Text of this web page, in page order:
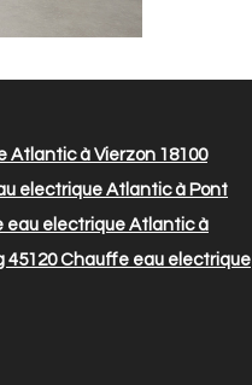
à Vierzon 18100
electrique Atlantic à Pont
electrique Atlantic à
45120Chauffe eau electrique